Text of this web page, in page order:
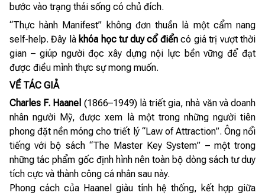
bước vào trạng thái sống có chủ đích.
“Thực hành Manifest” không đơn thuần là một cẩm nang
self-help. Đây là khóa học tư duy cổ điểncó giá trị vượt thời
gian – giúp người đọc xây dựng nội lực bền vững để đạt
được điều mình thực sự mong muốn.
VỀ TÁC GIẢ
Charles F. Haanel (1866–1949) là triết gia, nhà văn và doanh
nhân người Mỹ, được xem là một trong những người tiên
phong đặt nền móng cho triết lý “Law of Attraction”. Ông nổi
tiếng với bộ sách “The Master Key System” – một trong
những tác phẩm gốc định hình nên toàn bộ dòng sách tư duy
tích cực và thành công cá nhân sau này.
Phong cách của Haanel giàu tính hệ thống, kết hợp giữa